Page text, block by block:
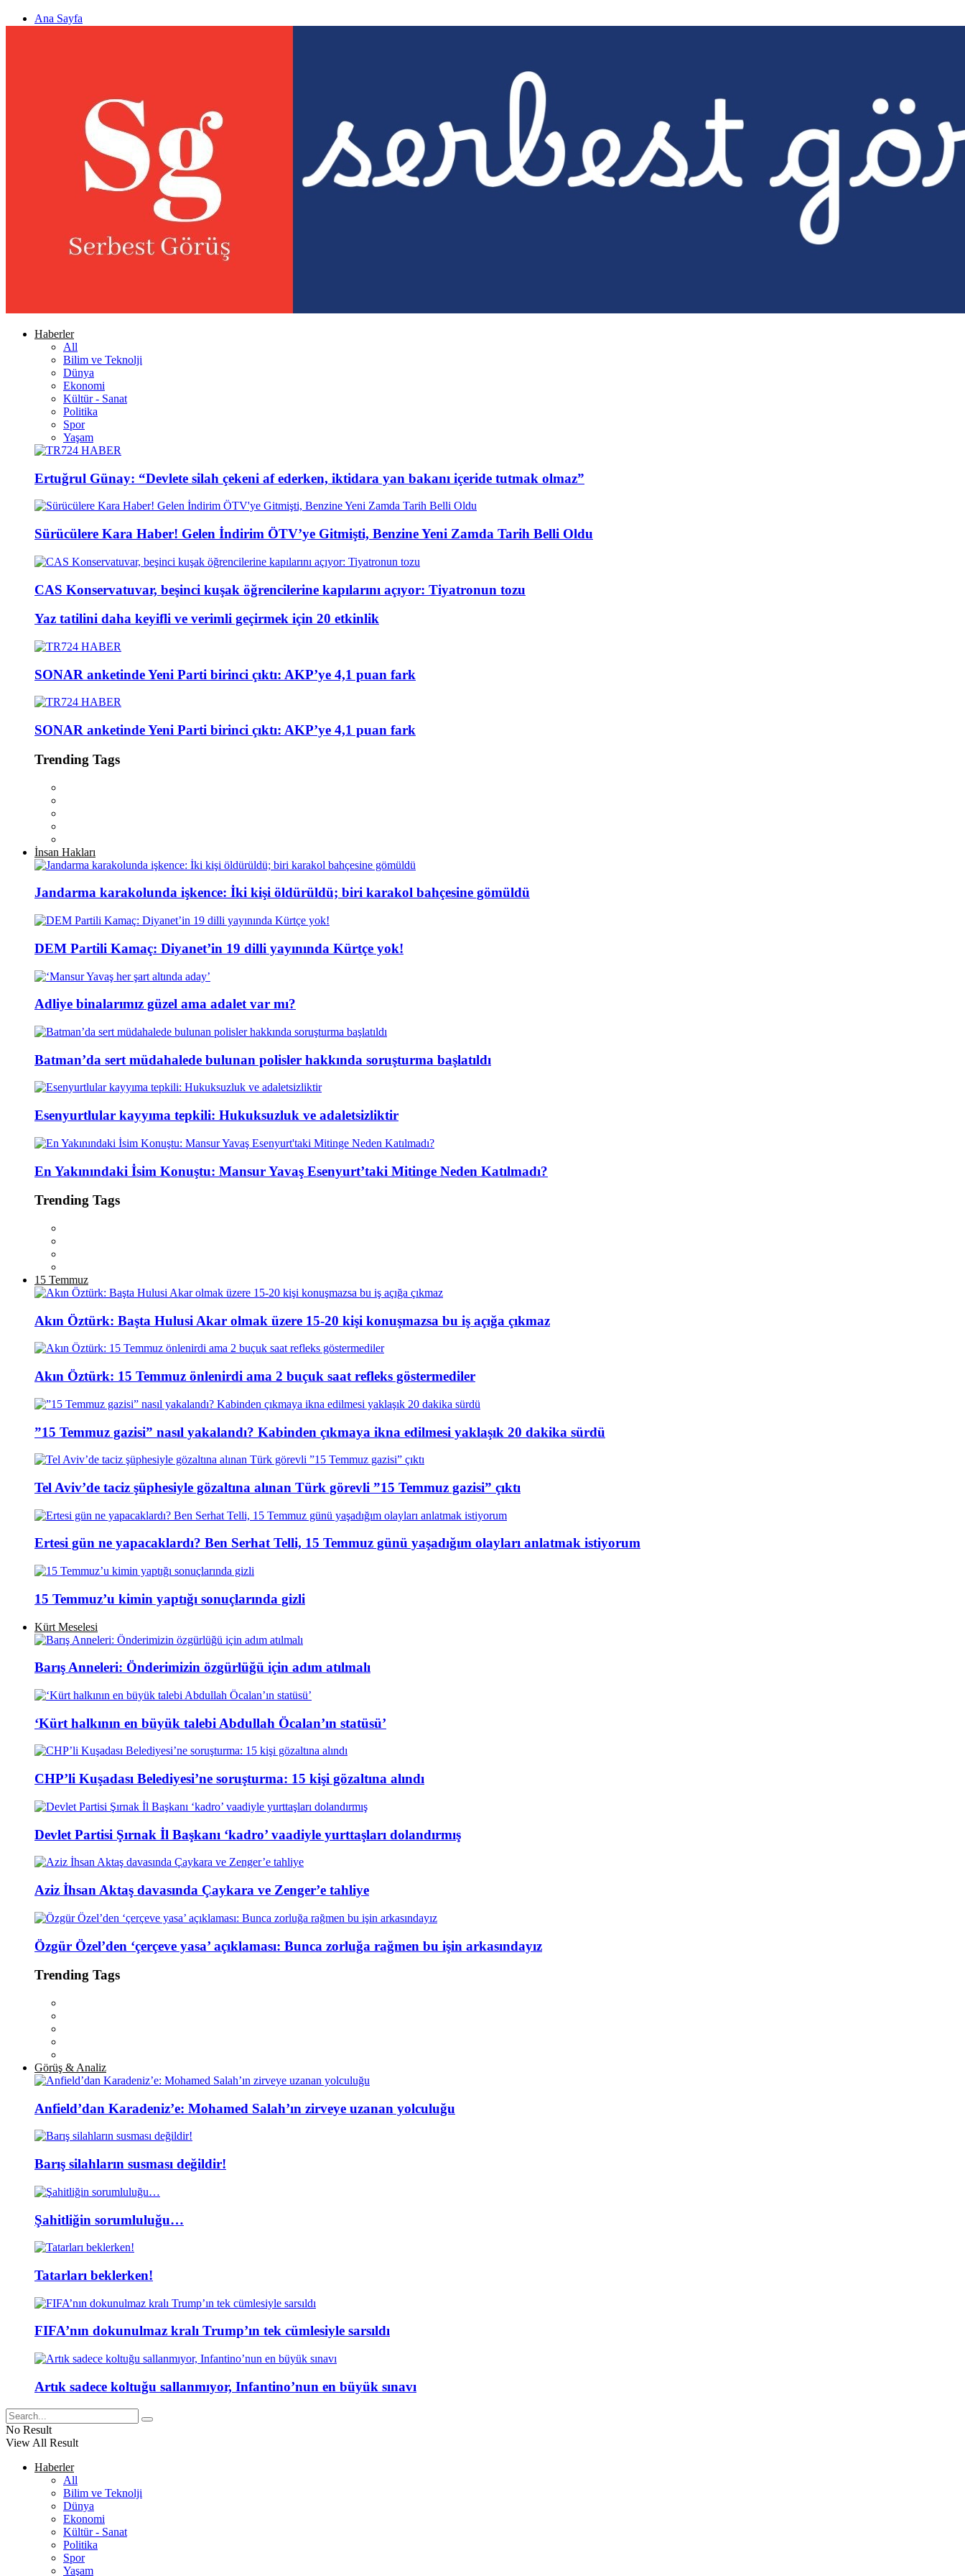
Ana Sayfa
Haberler
All
Bilim ve Teknolji
Dünya
Ekonomi
Kültür - Sanat
Politika
Spor
Yaşam
Ertuğrul Günay: “Devlete silah çekeni af ederken, iktidara yan bakanı içeride tutmak olmaz”
Sürücülere Kara Haber! Gelen İndirim ÖTV’ye Gitmişti, Benzine Yeni Zamda Tarih Belli Oldu
CAS Konservatuvar, beşinci kuşak öğrencilerine kapılarını açıyor: Tiyatronun tozu
Yaz tatilini daha keyifli ve verimli geçirmek için 20 etkinlik
SONAR anketinde Yeni Parti birinci çıktı: AKP’ye 4,1 puan fark
SONAR anketinde Yeni Parti birinci çıktı: AKP’ye 4,1 puan fark
Trending Tags
İnsan Hakları
Jandarma karakolunda işkence: İki kişi öldürüldü; biri karakol bahçesine gömüldü
DEM Partili Kamaç: Diyanet’in 19 dilli yayınında Kürtçe yok!
Adliye binalarımız güzel ama adalet var mı?
Batman’da sert müdahalede bulunan polisler hakkında soruşturma başlatıldı
Esenyurtlular kayyıma tepkili: Hukuksuzluk ve adaletsizliktir
En Yakınındaki İsim Konuştu: Mansur Yavaş Esenyurt’taki Mitinge Neden Katılmadı?
Trending Tags
15 Temmuz
Akın Öztürk: Başta Hulusi Akar olmak üzere 15-20 kişi konuşmazsa bu iş açığa çıkmaz
Akın Öztürk: 15 Temmuz önlenirdi ama 2 buçuk saat refleks göstermediler
”15 Temmuz gazisi” nasıl yakalandı? Kabinden çıkmaya ikna edilmesi yaklaşık 20 dakika sürdü
Tel Aviv’de taciz şüphesiyle gözaltına alınan Türk görevli ”15 Temmuz gazisi” çıktı
Ertesi gün ne yapacaklardı? Ben Serhat Telli, 15 Temmuz günü yaşadığım olayları anlatmak istiyorum
15 Temmuz’u kimin yaptığı sonuçlarında gizli
Kürt Meselesi
Barış Anneleri: Önderimizin özgürlüğü için adım atılmalı
‘Kürt halkının en büyük talebi Abdullah Öcalan’ın statüsü’
CHP’li Kuşadası Belediyesi’ne soruşturma: 15 kişi gözaltına alındı
Devlet Partisi Şırnak İl Başkanı ‘kadro’ vaadiyle yurttaşları dolandırmış
Aziz İhsan Aktaş davasında Çaykara ve Zenger’e tahliye
Özgür Özel’den ‘çerçeve yasa’ açıklaması: Bunca zorluğa rağmen bu işin arkasındayız
Trending Tags
Görüş & Analiz
Anfield’dan Karadeniz’e: Mohamed Salah’ın zirveye uzanan yolculuğu
Barış silahların susması değildir!
Şahitliğin sorumluluğu…
Tatarları beklerken!
FIFA’nın dokunulmaz kralı Trump’ın tek cümlesiyle sarsıldı
Artık sadece koltuğu sallanmıyor, Infantino’nun en büyük sınavı
No Result
View All Result
Haberler
All
Bilim ve Teknolji
Dünya
Ekonomi
Kültür - Sanat
Politika
Spor
Yaşam